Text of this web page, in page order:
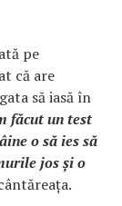
pe
că are
să iasă în
făcut un test
o să ies să
jos și o